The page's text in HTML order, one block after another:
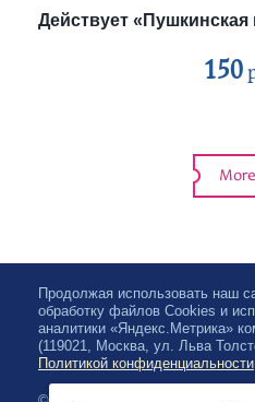
Действует «Пушкинская
150
Продолжая использовать наш
обработку файлов Cookies и
аналитики «Яндекс.Метрика»
(119021, Москва, ул. Льва
Политикой конфиденциальности